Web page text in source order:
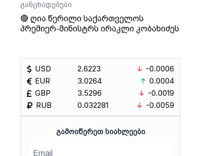
განცხადებები
🔴 ღია წერილი საქართველოს
პრემიერ-მინისტრს ირაკლი კობახიძეს
USD
EUR
GBP
RUB
2.6223
3.0264
3.5296
0.032281
-0.0006
0.0004
-0.0019
-0.0059
ᲒᲐᲛᲝᲘᲬᲔᲠᲔᲗ ᲡᲘᲐᲮᲚᲔᲔᲑᲘ